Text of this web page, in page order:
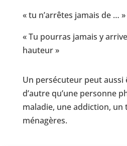
« tu n’arrêtes jamais de … »
« Tu pourras jamais y
hauteur »
Un persécuteur peut aussi
d’autre qu’une personne
maladie, une addiction, un
ménagères.